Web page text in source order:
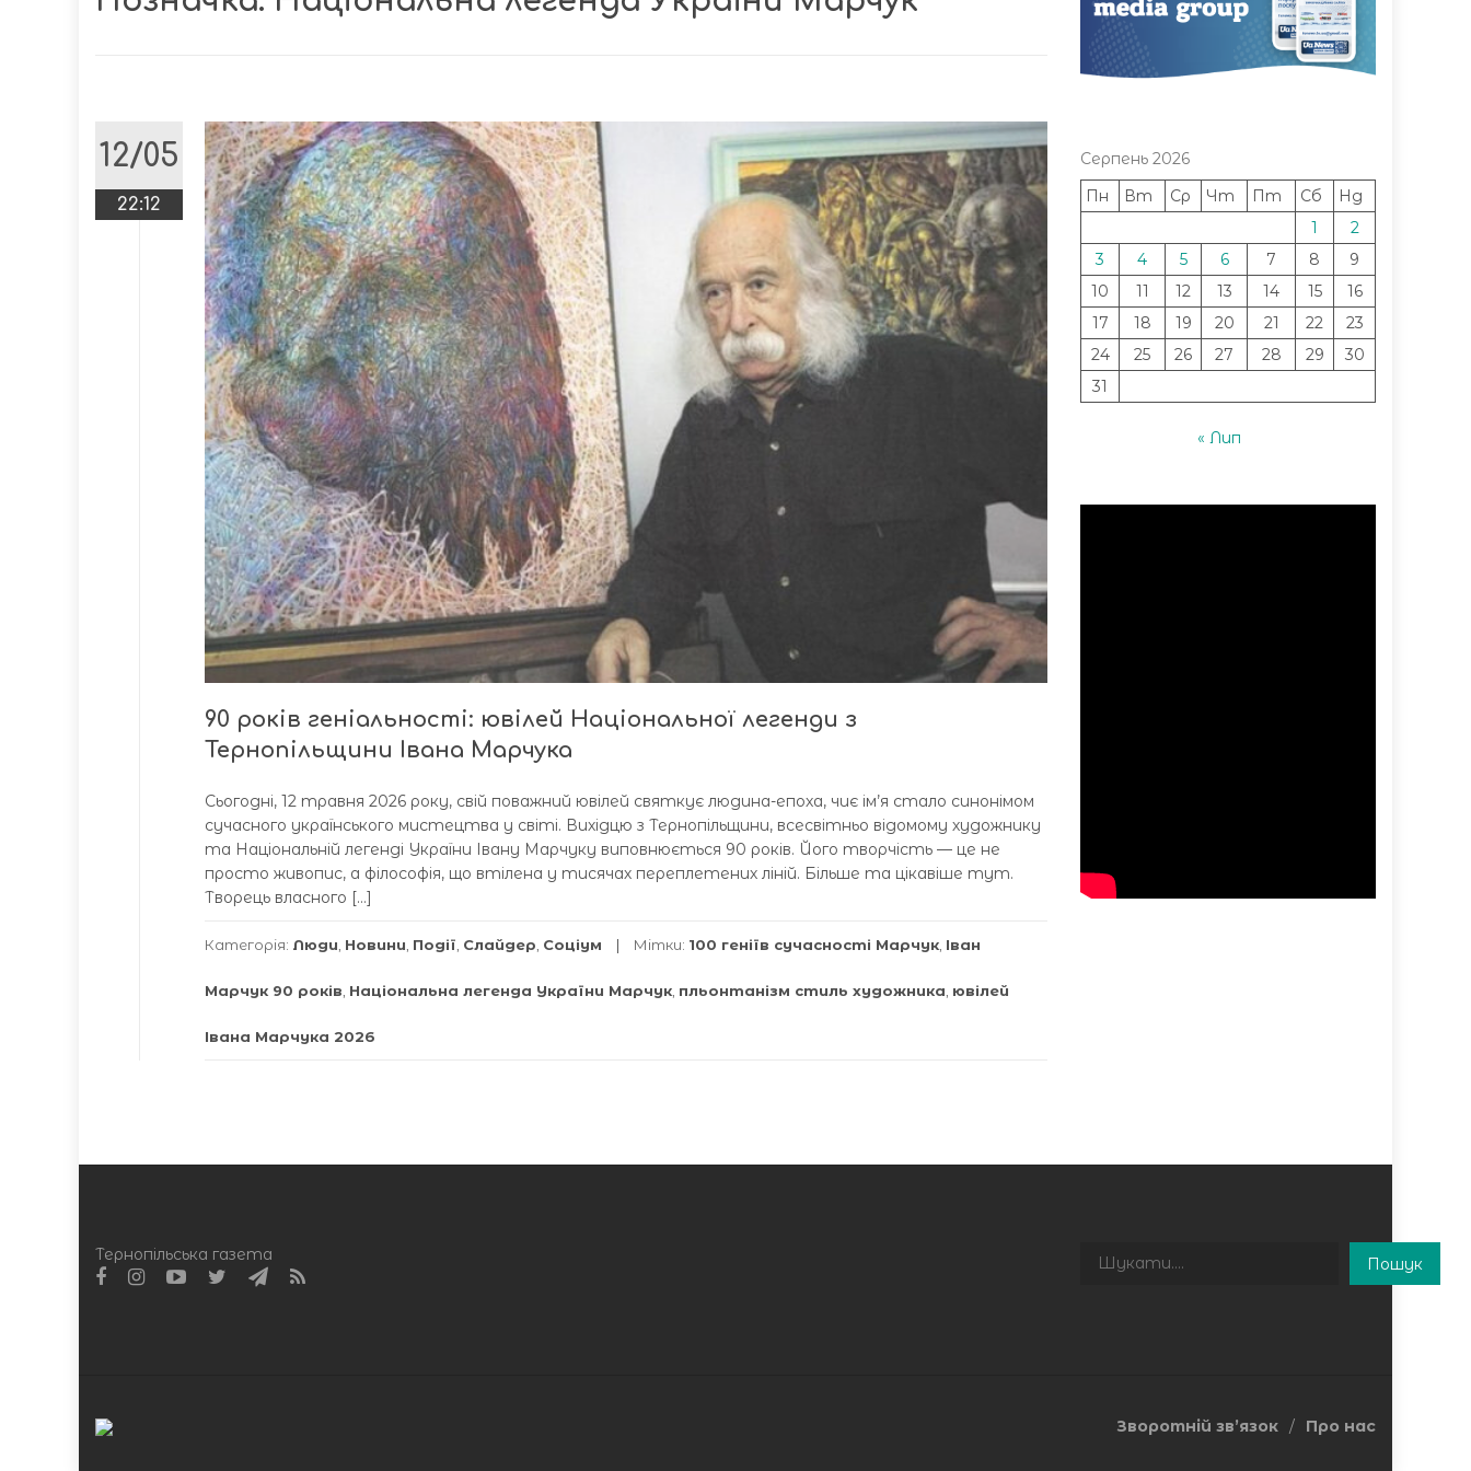
12/05
22:12
90 років геніальності: ювілей Національної легенди з
Тернопільщини Івана Марчука
Сьогодні, 12 травня 2026 року, свій поважний ювілей святкує людина-епоха, чиє ім’я стало синонімом
сучасного українського мистецтва у світі. Вихідцю з Тернопільщини, всесвітньо відомому художнику
та Національній легенді України Івану Марчуку виповнюється 90 років. Його творчість — це не
просто живопис, а філософія, що втілена у тисячах переплетених ліній. Більше та цікавіше тут.
Творець власного […]
Категорія: Люди, Новини, Події, Слайдер, Соціум Мітки: 100 геніїв сучасності Марчук, Іван
Марчук 90 років, Національна легенда України Марчук, пльонтанізм стиль художника, ювілей
Івана Марчука 2026
Серпень 2026
Пн
Вт Ср Чт Пт Сб
Нд
1
2
3
4 5 6 7 8
9
10
11 12 13 14 15
16
17
18 19 20 21 22
23
24
25 26 27 28 29
30
31
« Лип
Тернопільська газета Пошук
Пошук
Зворотній зв’язок Про нас